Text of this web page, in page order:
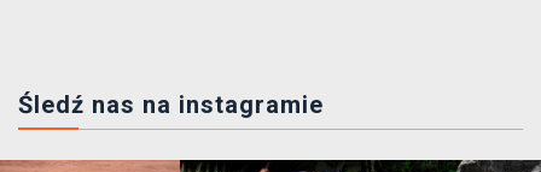
Śledź nas na instagramie